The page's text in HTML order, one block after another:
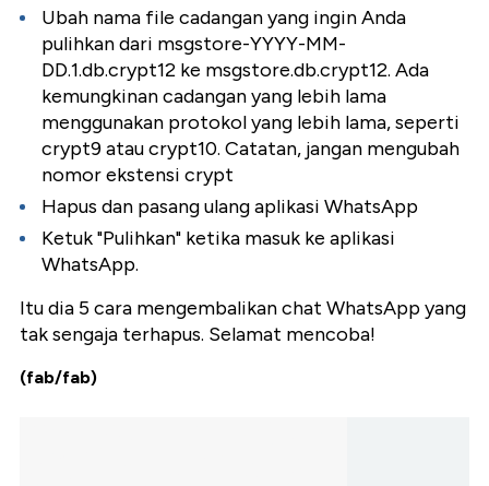
Ubah nama file cadangan yang ingin Anda
pulihkan dari msgstore-YYYY-MM-
DD.1.db.crypt12 ke msgstore.db.crypt12. Ada
kemungkinan cadangan yang lebih lama
menggunakan protokol yang lebih lama, seperti
crypt9 atau crypt10. Catatan, jangan mengubah
nomor ekstensi crypt
Hapus dan pasang ulang aplikasi WhatsApp
Ketuk "Pulihkan" ketika masuk ke aplikasi
WhatsApp.
Itu dia 5 cara mengembalikan chat WhatsApp yang
tak sengaja terhapus. Selamat mencoba!
(fab/fab)